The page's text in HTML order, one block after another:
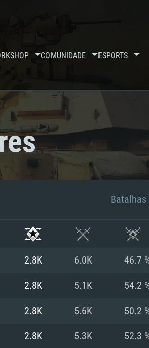
COMUNIDADE ESPORTS
Batalhas
2.8K 6.0K 46.7
2.8K 5.1K 54.2
2.8K 5.6K 50.2
2.8K 5.3K 52.3